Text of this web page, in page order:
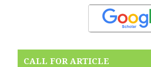
CALL FOR ARTICLE